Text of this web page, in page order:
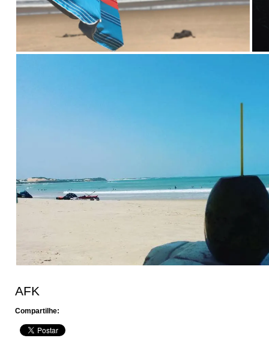
AFK
Compartilhe: